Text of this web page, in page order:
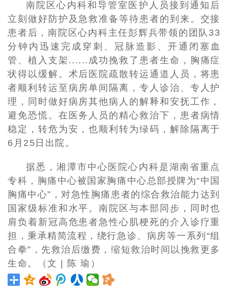
南院区心内科和导管室医护人员接到通知后
立刻做好防护及急救准备等待患者的到来。交接
患者后，南院区心内科主任彭辉兵带领的团队33
分钟内迅速完成穿刺、冠脉造影、开通闭塞血
管、植入支架......成功挽救了患者生命，胸痛症
状得以缓解。术后医院疏散转运通道人员，将患
者顺利转运至病房单间隔离，专人诊治、专人护
理，同时做好病房其他病人的解释和安抚工作，
避免恐慌。在医务人员的精心救治下，患者病情
稳定，转危为安，也顺利转为绿码，解除隔离于
6月25日出院。
据悉，湘潭市中心医院心内科是湖南省重点
专科，胸痛中心被国家胸痛中心总部授牌为“中国
胸痛中心”，对急性胸痛患者的综合救治能力达到
国家级标准和水平。南院区与本部同步，同时也
肩负着新冠高危患者急性心肌梗死的介入诊疗重
担，秉承精简流程，绕行急诊、病房等一系列“组
合拳”，先救治后缴费，缩短救治时间以挽救更多
生命。（文 | 陈 瑜）